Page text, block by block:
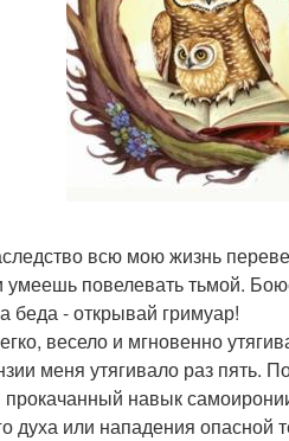
всю мою жизнь
умеешь повелевать тьмой.
беда - открывай гримуар!
весело и мгновенно
меня утягивало раз пять.
навык
духа или нападения